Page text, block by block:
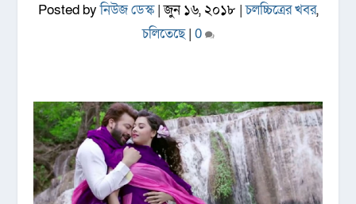
Posted byনিউজ ডেস্ক|জুন ১৬, ২০১৮ |চলচ্চিত্রের খবর,
চলিতেছে| 0